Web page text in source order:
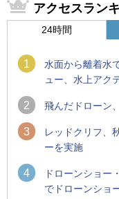
アクセスラン
24時間
1
水面から離着水
ュー、水上アク
2 飛んだドローン
3
レッドクリフ、
ーを実施
4
ドローンショー
でドローンショ